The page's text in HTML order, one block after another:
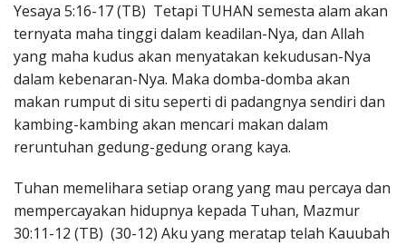
Yesaya 5:16-17 (TB) Tetapi TUHAN semesta alam akan
ternyata maha tinggi dalam keadilan-Nya, dan Allah
yang maha kudus akan menyatakan kekudusan-Nya
dalam kebenaran-Nya. Maka domba-domba akan
makan rumput di situ seperti di padangnya sendiri dan
kambing-kambing akan mencari makan dalam
reruntuhan gedung-gedung orang kaya.
Tuhan memelihara setiap orang yang mau percaya dan
mempercayakan hidupnya kepada Tuhan, Mazmur
30:11-12 (TB) (30-12) Aku yang meratap telah Kauubah